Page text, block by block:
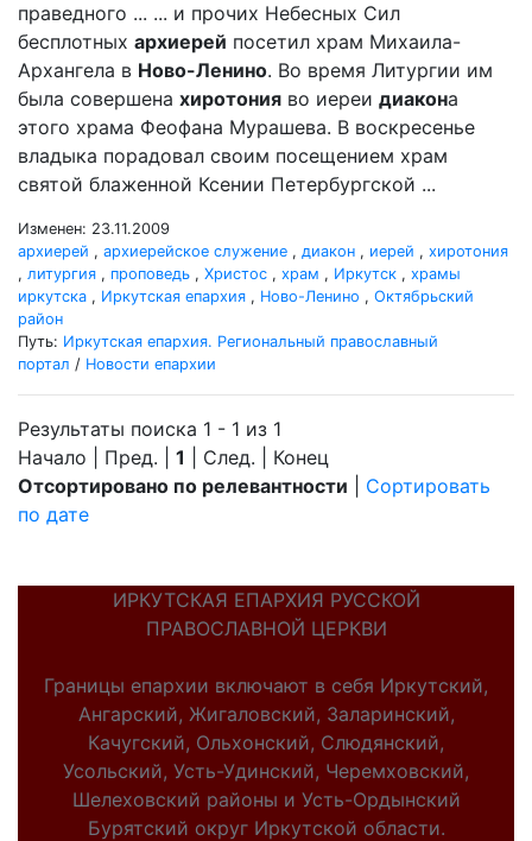
праведного ... ... и прочих Небесных Сил
бесплотных архиерей посетил храм Михаила-
Архангела в Ново-Ленино. Во время Литургии им
была совершена хиротония во иереи диакона
этого храма Феофана Мурашева. В воскресенье
владыка порадовал своим посещением храм
святой блаженной Ксении Петербургской ...
Изменен: 23.11.2009
архиерей , архиерейское служение , диакон , иерей , хиротония
, литургия , проповедь , Христос , храм , Иркутск , храмы
иркутска , Иркутская епархия , Ново-Ленино , Октябрьский
район
Путь: Иркутская епархия. Региональный православный
портал / Новости епархии
Результаты поиска 1 - 1 из 1
Начало | Пред. | 1 | След. | Конец
Отсортировано по релевантности
Сортировать
по дате
ИРКУТСКАЯ ЕПАРХИЯ РУССКОЙ
ПРАВОСЛАВНОЙ ЦЕРКВИ
Границы епархии включают в себя Иркутский,
Ангарский, Жигаловский, Заларинский,
Качугский, Ольхонский, Слюдянский,
Усольский, Усть-Удинский, Черемховский,
Шелеховский районы и Усть-Ордынский
Бурятский округ Иркутской области.